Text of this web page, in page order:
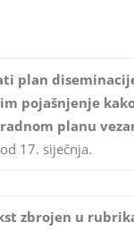
plan
pojašnjenje
planu
17. siječnja.
zbrojen u